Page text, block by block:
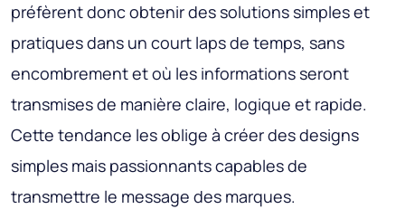
préfèrent donc obtenir des solutions simples et
pratiques dans un court laps de temps, sans
encombrement et où les informations seront
transmises de manière claire, logique et rapide.
Cette tendance les oblige à créer des designs
simples mais passionnants capables de
transmettre le message des marques.